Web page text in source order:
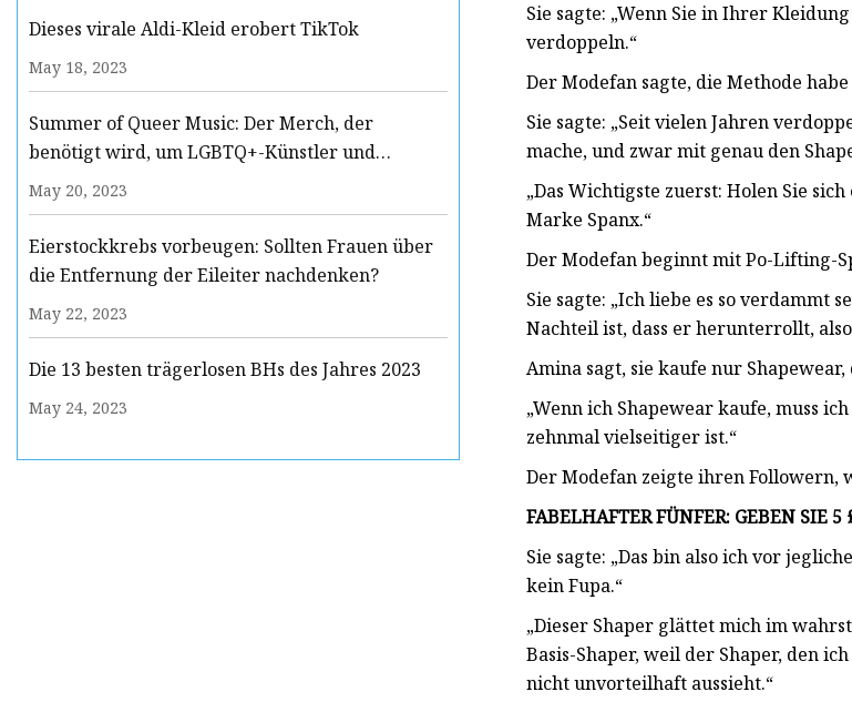
Dieses virale Aldi-Kleid erobert TikTok
May 18, 2023
Summer of Queer Music: Der Merch, der
benötigt wird, um LGBTQ+-Künstler und
Verbündete zu feiern
May 20, 2023
Eierstockkrebs vorbeugen: Sollten Frauen über
die Entfernung der Eileiter nachdenken?
May 22, 2023
Die 13 besten trägerlosen BHs des Jahres 2023
May 24, 2023
Sie sagte: „Wenn Sie in Ihrer
verdoppeln.“
Der Modefan sagte, die Methode
Sie sagte: „Seit vielen Jahren
mache, und zwar mit genau den
„Das Wichtigste zuerst: Holen Sie
Marke Spanx.“
Der Modefan beginnt mit Po-Lifting-
Sie sagte: „Ich liebe es so verdammt
Nachteil ist, dass er herunterrollt,
Amina sagt, sie kaufe nur
„Wenn ich Shapewear kaufe, muss
zehnmal vielseitiger ist.“
Der Modefan zeigte ihren Followern,
FABELHAFTER FÜNFER: GEBEN SIE
Sie sagte: „Das bin also ich vor
kein Fupa.“
„Dieser Shaper glättet mich im
Basis-Shaper, weil der Shaper, den
nicht unvorteilhaft aussieht.“